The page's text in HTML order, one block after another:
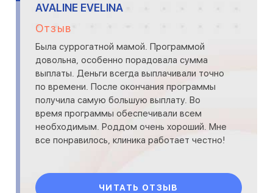
AVALINE EVELINA
Отзыв
Была суррогатной мамой. Программой
довольна, особенно порадовала сумма
выплаты. Деньги всегда выплачивали точно
по времени. После окончания программы
получила самую большую выплату. Во
время программы обеспечивали всем
необходимым. Роддом очень хороший. Мне
все понравилось, клиника работает честно!
ЧИТАТЬ ОТЗЫВ